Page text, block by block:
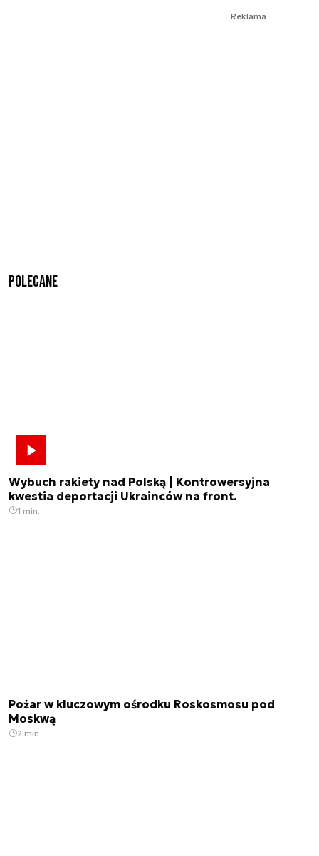
Reklama
Polecane
Wybuch rakiety nad Polską | Kontrowersyjna
kwestia deportacji Ukrainców na front.
1 min.
Pożar w kluczowym ośrodku Roskosmosu pod
Moskwą
2 min.